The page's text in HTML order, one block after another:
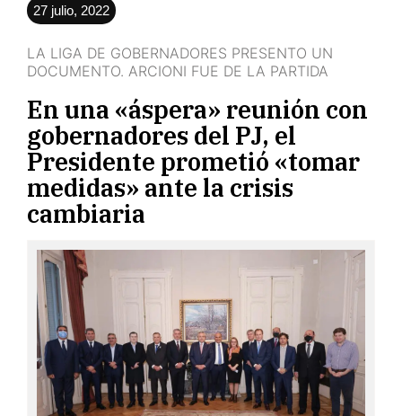
27 julio, 2022
LA LIGA DE GOBERNADORES PRESENTO UN
DOCUMENTO. ARCIONI FUE DE LA PARTIDA
En una «áspera» reunión con
gobernadores del PJ, el
Presidente prometió «tomar
medidas» ante la crisis
cambiaria